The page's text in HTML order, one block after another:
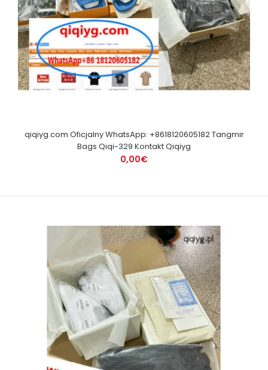
qiqiyg.com Oficjalny WhatsApp: +8618120605182 Tangmir
Bags Qiqi-329 Kontakt Qiqiyg
0,00€